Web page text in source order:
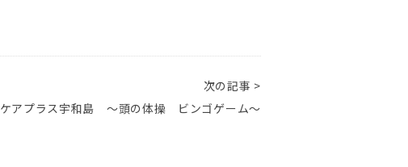
次の記事 >
ケアプラス宇和島 ～頭の体操 ビンゴゲーム～